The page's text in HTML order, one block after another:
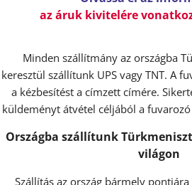
az áruk kivitelére
Minden szállítmány az országba
keresztül szállítunk UPS vagy TNT. A
a kézbesítést a címzett címére.
küldeményt átvétel céljából a
Országba szállítunk
világon
Szállítás az ország bármely